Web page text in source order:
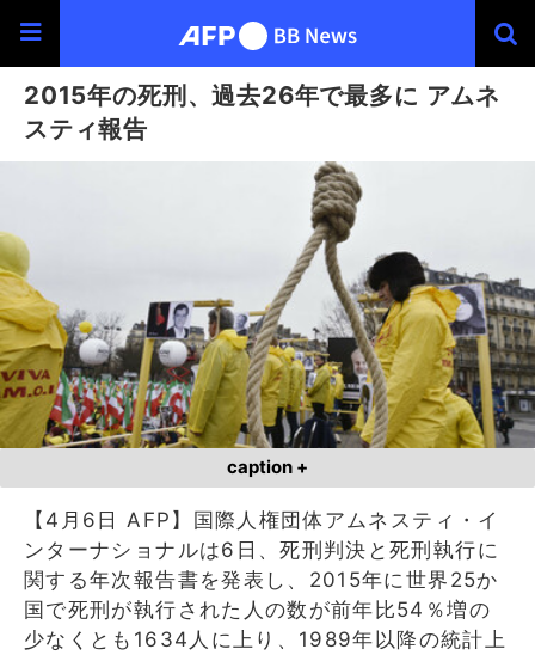
2015年の死刑、過去26年で最多に アムネ
スティ報告
caption +
【4月6日 AFP】国際人権団体アムネスティ・イ
ンターナショナルは6日、死刑判決と死刑執行に
関する年次報告書を発表し、2015年に世界25か
国で死刑が執行された人の数が前年比54％増の
少なくとも1634人に上り、1989年以降の統計上